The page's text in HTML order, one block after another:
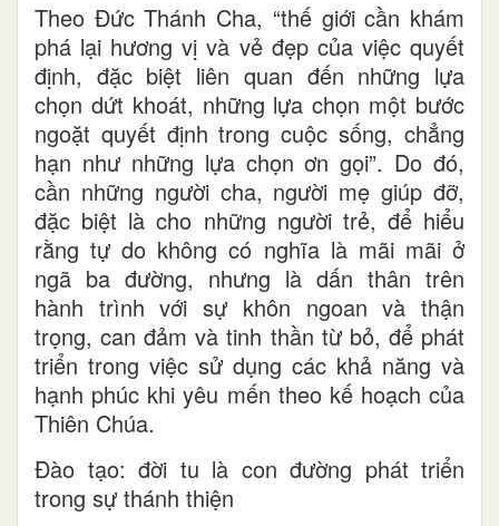
Theo Đức Thánh Cha, “thế giới cần khám
phá lại hương vị và vẻ đẹp của việc quyết
định, đặc biệt liên quan đến những lựa
chọn dứt khoát, những lựa chọn một bước
ngoặt quyết định trong cuộc sống, chẳng
hạn như những lựa chọn ơn gọi”. Do đó,
cần những người cha, người mẹ giúp đỡ,
đặc biệt là cho những người trẻ, để hiểu
rằng tự do không có nghĩa là mãi mãi ở
ngã ba đường, nhưng là dấn thân trên
hành trình với sự khôn ngoan và thận
trọng, can đảm và tinh thần từ bỏ, để phát
triển trong việc sử dụng các khả năng và
hạnh phúc khi yêu mến theo kế hoạch của
Thiên Chúa.
Đào tạo: đời tu là con đường phát triển
trong sự thánh thiện